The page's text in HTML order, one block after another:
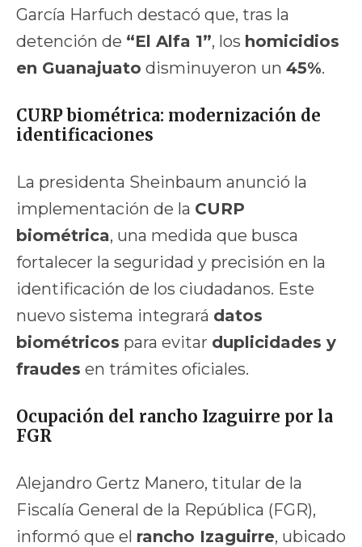
García Harfuch destacó que, tras la
detención de “El Alfa 1”, los homicidios
en Guanajuato disminuyeron un 45%.
CURP biométrica: modernización de
identificaciones
La presidenta Sheinbaum anunció la
implementación de la CURP
biométrica, una medida que busca
fortalecer la seguridad y precisión en la
identificación de los ciudadanos. Este
nuevo sistema integrará datos
biométricos para evitar duplicidades y
fraudes en trámites oficiales.
Ocupación del rancho Izaguirre por la
FGR
Alejandro Gertz Manero, titular de la
Fiscalía General de la República (FGR),
informó que el rancho Izaguirre, ubicado